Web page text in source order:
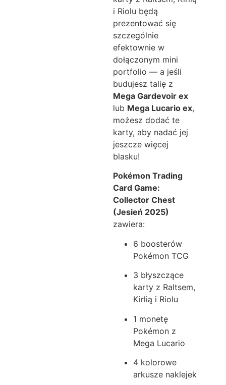
i Riolu będą
prezentować się
szczególnie
efektownie w
dołączonym mini
portfolio — a jeśli
budujesz talię z
Mega Gardevoir ex
lub Mega Lucario ex,
możesz dodać te
karty, aby nadać jej
jeszcze więcej
blasku!
Pokémon Trading
Card Game:
Collector Chest
(Jesień 2025)
zawiera:
6 boosterów
Pokémon TCG
3 błyszczące
karty z Raltsem,
Kirlią i Riolu
1 monetę
Pokémon z
Mega Lucario
4 kolorowe
arkusze naklejek